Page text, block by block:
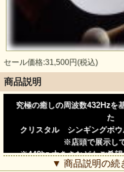
セール価格:31,500円(税込)
商品説明
究極の癒しの周波数432Hzを
た
クリスタル シンギングボウ
※店頭で展示し
※440hz 大きさなどもご希
▼ 商品説明の続